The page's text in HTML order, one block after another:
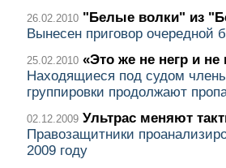
26.02.2010 "Белые волки" из
Вынесен приговор очередной
25.02.2010 «Это же не негр и не
Находящиеся под судом
группировки продолжают
02.12.2009 Ультрас меняют
Правозащитники
2009 году